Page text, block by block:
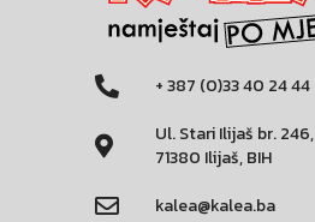
+ 387 (0)33 40 24 44
Ul. Stari Ilijaš br. 246,
71380 Ilijaš, BIH
kalea@kalea.ba